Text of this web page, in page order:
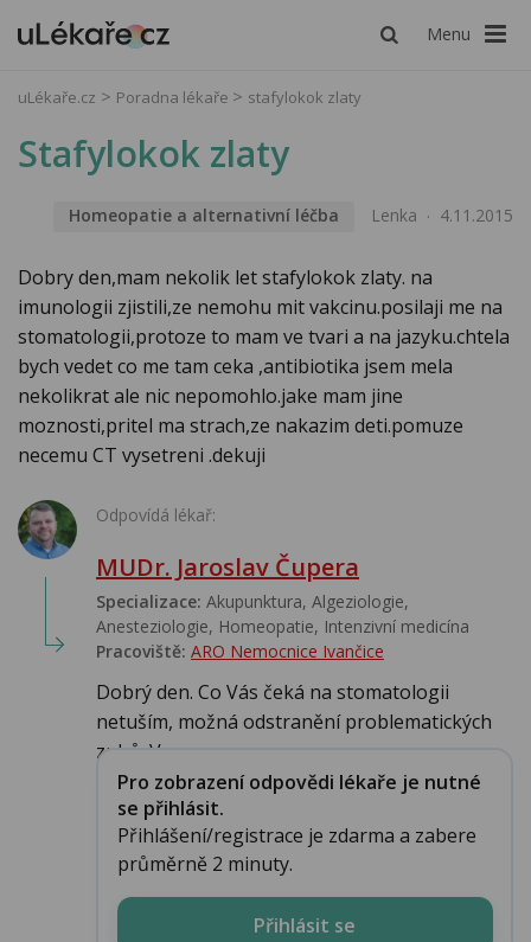
Menu
uLékaře.cz Poradna lékaře stafylokok zlaty
Stafylokok zlaty
Homeopatie a alternativní léčba Lenka 4.11.2015
Dobry den,mam nekolik let stafylokok zlaty. na
imunologii zjistili,ze nemohu mit vakcinu.posilaji me na
stomatologii,protoze to mam ve tvari a na jazyku.chtela
bych vedet co me tam ceka ,antibiotika jsem mela
nekolikrat ale nic nepomohlo.jake mam jine
moznosti,pritel ma strach,ze nakazim deti.pomuze
necemu CT vysetreni .dekuji
Odpovídá lékař:
MUDr. Jaroslav Čupera
Specializace: Akupunktura, Algeziologie,
Anesteziologie, Homeopatie, Intenzivní medicína
Pracoviště: ARO Nemocnice Ivančice
Dobrý den. Co Vás čeká na stomatologii
netuším, možná odstranění problematických
zubů. V...
Pro zobrazení odpovědi lékaře je nutné
se přihlásit.
Přihlášení/registrace je zdarma a zabere
průměrně 2 minuty.
Přihlásit se